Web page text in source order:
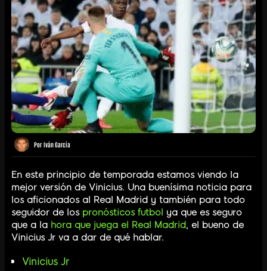
Por Iván García
En este principio de temporada estamos viendo la
mejor versión de Vinicius. Una buenísima noticia para
los aficionados al Real Madrid y también para todo
seguidor de los pronósticos futbol ya que es seguro
que a la hora que juega el Real Madrid, el bueno de
Vinicius Jr va a dar de qué hablar.
Vinicius Jr